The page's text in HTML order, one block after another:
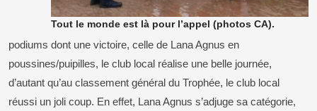
Tout le monde est là pour l’appel (photos CA).
podiums dont une victoire, celle de Lana Agnus en
poussines/puipilles, le club local réalise une belle journée,
d’autant qu’au classement général du Trophée, le club local
réussi un joli coup. En effet, Lana Agnus s’adjuge sa catégorie,